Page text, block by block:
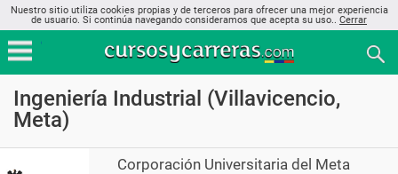
Nuestro sitio utiliza cookies propias y de terceros para ofrecer una mejor experiencia
de usuario. Si continúa navegando consideramos que acepta su uso.. Cerrar
Ingeniería Industrial (Villavicencio,
Meta)
Corporación Universitaria del Meta